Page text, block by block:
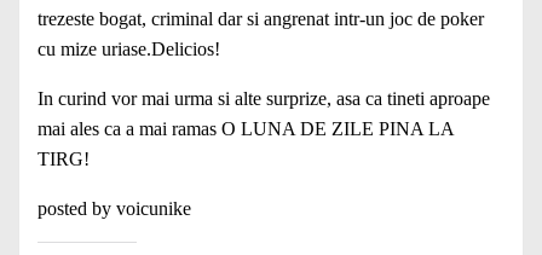
trezeste bogat, criminal dar si angrenat intr-un joc de poker
cu mize uriase.Delicios!
In curind vor mai urma si alte surprize, asa ca tineti aproape
mai ales ca a mai ramas O LUNA DE ZILE PINA LA
TIRG!
posted by voicunike